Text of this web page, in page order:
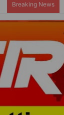
Breaking News